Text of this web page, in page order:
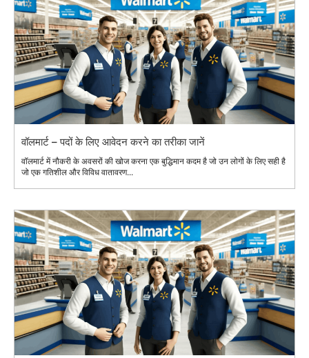
वॉलमार्ट – पदों के लिए आवेदन करने का तरीका जानें
वॉलमार्ट में नौकरी के अवसरों की खोज करना एक बुद्धिमान कदम है जो उन लोगों के लिए सही है
जो एक गतिशील और विविध वातावरण...